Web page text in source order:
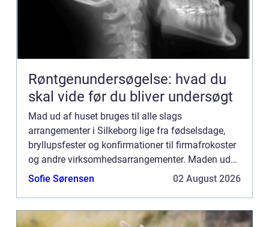
Røntgenundersøgelse: hvad du
skal vide før du bliver undersøgt
Mad ud af huset bruges til alle slags
arrangementer i Silkeborg lige fra fødselsdage,
bryllupsfester og konfirmationer til firmafrokoster
og andre virksomhedsarrangementer. Maden ud
af huset giver kunderne mulighed for at nyde
Sofie Sørensen 02 August 2026